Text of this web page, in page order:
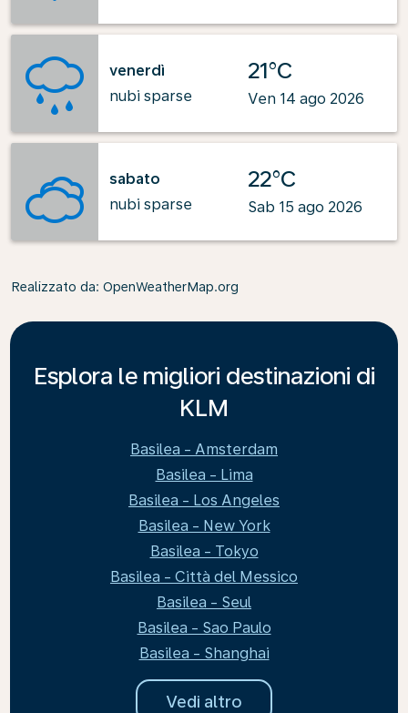
venerdì
nubi sparse
21°C
Ven 14 ago 2026
sabato
nubi sparse
22°C
Sab 15 ago 2026
Realizzato da: OpenWeatherMap.org
Esplora le migliori destinazioni di
KLM
Basilea - Amsterdam
Basilea - Lima
Basilea - Los Angeles
Basilea - New York
Basilea - Tokyo
Basilea - Città del Messico
Basilea - Seul
Basilea - Sao Paulo
Basilea - Shanghai
Vedi altro